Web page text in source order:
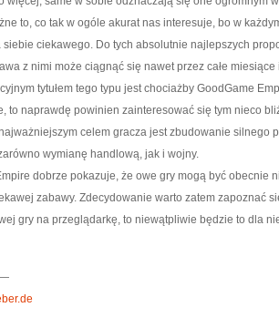
to, co tak w ogóle akurat nas interesuje, bo w
ciekawego. Do tych absolutnie najlepszych
z nimi może ciągnąć się nawet przez całe
tytułem tego typu jest chociażby GoodGame
to naprawdę powinien zainteresować się tym nieco
celem gracza jest zbudowanie silnego
wymianę handlową, jak i wojny.
dobrze pokazuje, że owe gry mogą być
zabawy. Zdecydowanie warto zatem zapoznać
gry na przeglądarkę, to niewątpliwie będzie to dla